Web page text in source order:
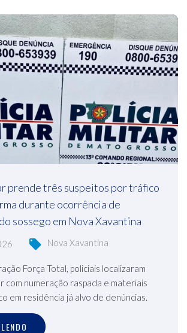
prende três suspeitos por tráfico
durante ocorrência de
sossego em Nova Xavantina
Nova Xavantina
Força Total, policiais localizaram
com numeração raspada e materiais
em residência já alvo de denúncias.